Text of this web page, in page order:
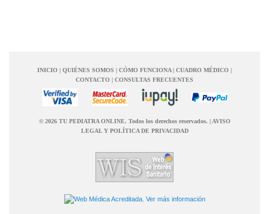
INICIO | QUIÉNES SOMOS | CÓMO FUNCIONA | CUADRO MÉDICO |
CONTACTO | CONSULTAS FRECUENTES
© 2026 TU PEDIATRA ONLINE. Todos los derechos reservados. | AVISO
LEGAL Y POLÍTICA DE PRIVACIDAD